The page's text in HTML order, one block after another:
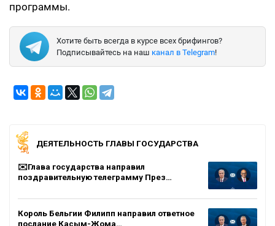
программы.
Хотите быть всегда в курсе всех брифингов?
Подписывайтесь на наш канал в Telegram!
ДЕЯТЕЛЬНОСТЬ ГЛАВЫ ГОСУДАРСТВА
✉️Глава государства направил
поздравительную телеграмму През…
Король Бельгии Филипп направил ответное
послание Касым-Жома…